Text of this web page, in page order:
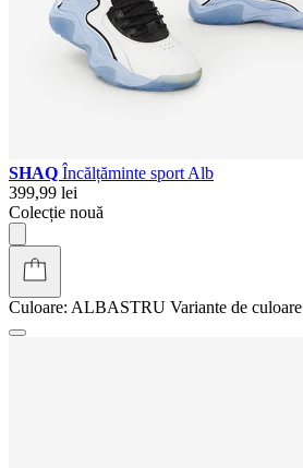
SHAQ Încălțăminte sport Alb
399,99 lei
Colecție nouă
Culoare: ALBASTRU Variante de culoare